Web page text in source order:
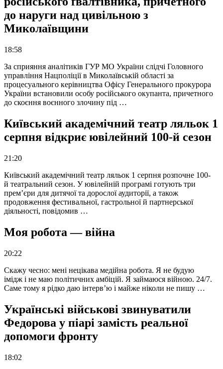
до наруги над цивільною з
Миколаївщини
18:58
За сприяння аналітиків ГУР МО України слідчі Головного
управління Нацполіції в Миколаївській області за
процесуального керівництва Офісу Генерального прокурора
України встановили особу російського окупанта, причетного
до скоєння воєнного злочину під …
Київський академічний театр ляльок 1
серпня відкриє ювілейний 100-й сезон
21:20
Київський академічний театр ляльок 1 серпня розпочне 100-
й театральний сезон. У ювілейній програмі готують три
прем’єри для дитячої та дорослої аудиторії, а також
продовження фестивальної, гастрольної й партнерської
діяльності, повідомив …
Моя робота — війна
20:22
Скажу чесно: мені нецікава медійна робота. Я не будую
імідж і не маю політичних амбіцій. Я займаюся війною. 24/7.
Саме тому я рідко даю інтерв’ю і майже ніколи не пишу …
Українські військові звинуватили
Федорова у піарі замість реальної
допомоги фронту
18:02